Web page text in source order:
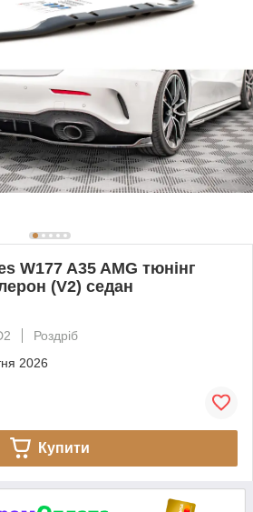
W177 A35 AMG тюнінг
(V2) седан
Роздріб
2026
Купити